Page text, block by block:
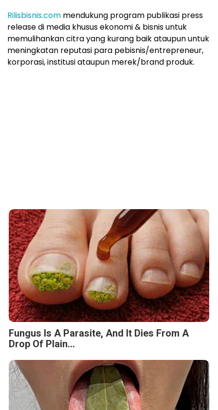
Rilisbisnis.com mendukung program publikasi press
release di media khusus ekonomi & bisnis untuk
memulihankan citra yang kurang baik ataupun untuk
meningkatan reputasi para pebisnis/entrepreneur,
korporasi, institusi ataupun merek/brand produk.
Fungus Is A Parasite, And It Dies From A
Drop Of Plain...